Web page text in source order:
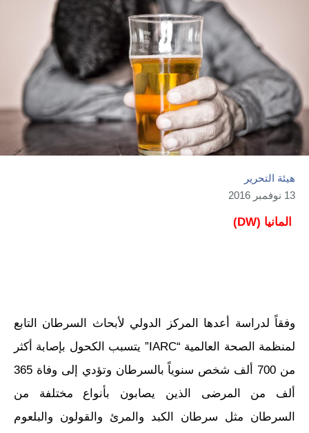
هيئة التحرير
13 نوفمبر 2016
المانيا (DW)
وفقاً لدراسة أعدها المركز الدولي لأبحاث السرطان التابع
لمنظمة الصحة العالمية “IARC” يتسبب الكحول بإصابة أكثر
من 700 ألف شخص سنوياً بالسرطان وتؤدي إلى وفاة 365
ألف من المرضى الذين يصابون بأنواع مختلفة من
السرطان مثل سرطان الكبد والمرئ والقولون والبلعوم